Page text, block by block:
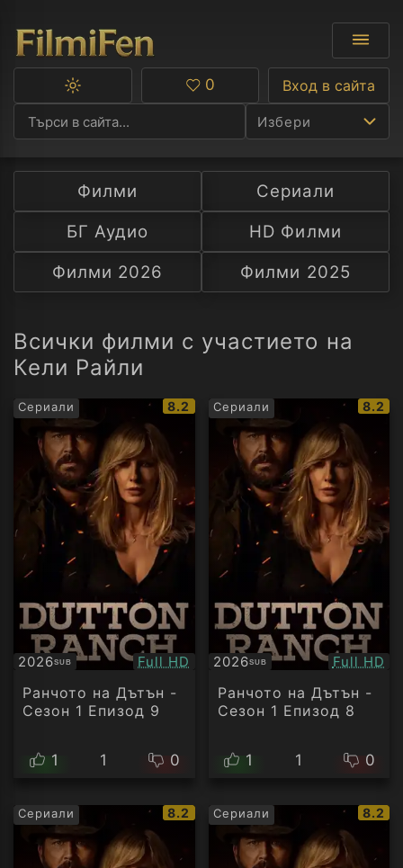
Избери
Ф
С
А
Превключване
тъмна
тема
Любими
0 Вход в сайта
Филми
Сериали
БГ Аудио
HD Филми
Филми 2026
Филми 2025
Всички филми с участието на
Кели Райли
Сериали
IMDb
рейтинг:
8.2
2026SUB
Субтитри Качество:
Full HD
Ранчото на Дътън -
Сезон 1 Епизод 9
1 1 0
Сериали
IMDb
8.2
2026SUB
Субтитри Full HD
Ранчото на Дътън -
Сезон 1 Епизод 8
1 1 0
Сериали
IMDb
рейтинг:
8.2 Сериали
IMDb
8.2